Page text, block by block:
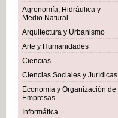
Agronomía, Hidráulica y
Medio Natural
Arquitectura y Urbanismo
Arte y Humanidades
Ciencias
Ciencias Sociales y Jurídicas
Economía y Organización de
Empresas
Informática